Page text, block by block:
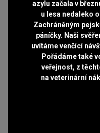
azylu začala v
u lesa nedaleko
Zachráněným
páníčky. Naši
uvítáme venčící
Pořádáme také
veřejnost, z
na veterinární